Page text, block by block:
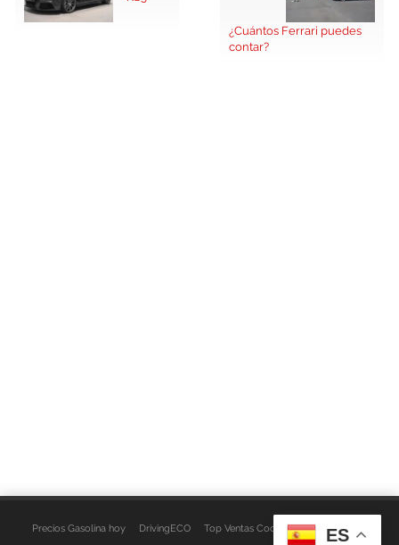
¿Cuántos Ferrari puedes
contar?
Precios Gasolina hoy DrivingECO Top Ventas Coches EspacioFurgo
ES